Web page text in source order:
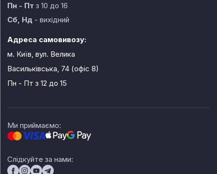
Пн - Пт з 10 до 16
Сб, Нд - вихідний
Адреса самовивозу:
м. Київ, вул. Велика
Васильківська, 74 (офіс 8)
Пн - Пт з 12 до 15
Ми приймаємо:
Слідкуйте за нами: